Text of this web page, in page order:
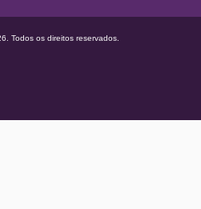
Todos os direitos reservados.